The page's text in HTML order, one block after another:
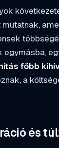
egymásba,
főbb
a
és